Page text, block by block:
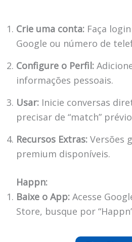
Crie uma conta:Faça
Google ou número de
Configure o Perfil:
informações pessoais.
Usar:Inicie conversas
precisar de “match”
Recursos Extras:Versões
premium disponíveis.
Happn:
Baixe o App:Acesse
Store, busque por